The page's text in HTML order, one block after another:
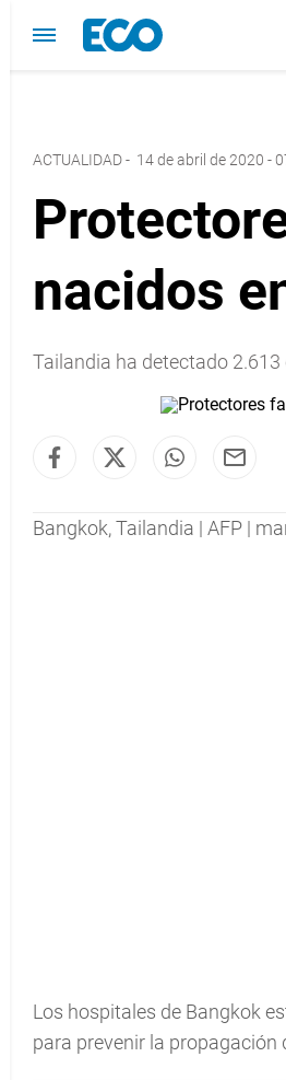
ACTUALIDAD- 14 de abril de 2020 -
nacidos
Tailandia ha detectado
Bangkok, Tailandia | AFP |
Los hospitales de Bangkok
para prevenir la propagación